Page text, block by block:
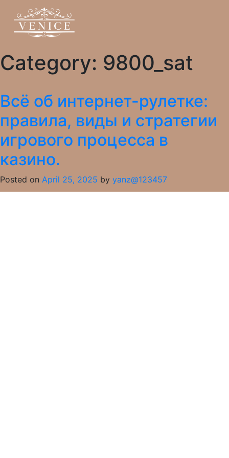
Category: 9800_sat
Всё об интернет-рулетке:
правила, виды и стратегии
игрового процесса в
казино.
Posted on April 25, 2025 by yanz@123457